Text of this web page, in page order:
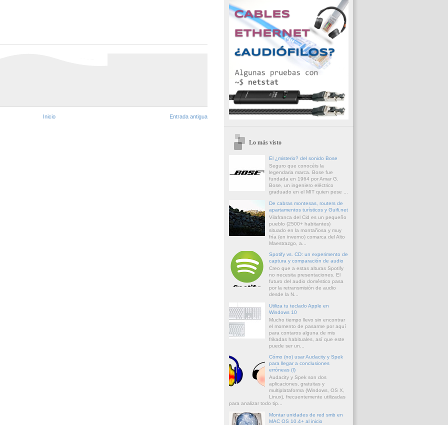
Entrada antigua
Inicio
Lo más visto
El ¿misterio? del sonido Bose
Seguro que conocéis la
legendaria marca. Bose fue
fundada en 1964 por Amar G.
Bose, un ingeniero eléctrico
graduado en el MIT quien pese ...
De cabras montesas, routers de
apartamentos turísticos y Guifi.net
Vilafranca del Cid es un pequeño
pueblo (2500+ habitantes)
situado en la montañosa y muy
fría (en inverno) comarca del Alto
Maestrazgo, a...
Spotify vs. CD: un experimento de
captura y comparación de audio
Creo que a estas alturas Spotify
no necesita presentaciones. El
futuro del audio doméstico pasa
por la retransmisión de audio
desde la N...
Utiliza tu teclado Apple en
Windows 10
Mucho tiempo llevo sin encontrar
el momento de pasarme por aquí
para contaros alguna de mis
frikadas habituales, así que este
puede ser un...
Cómo (no) usar Audacity y Spek
para llegar a conclusiones
erróneas (I)
Audacity y Spek son dos
aplicaciones, gratuitas y
multiplataforma (Windows, OS X,
Linux), frecuentemente utilizadas
para analizar todo tip...
Montar unidades de red smb en
MAC OS 10.4+ al inicio